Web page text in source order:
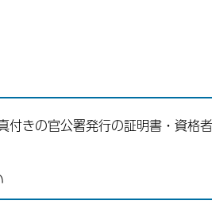
付きの官公署発行の証明書・資格